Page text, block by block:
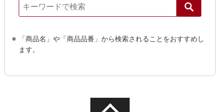
「商品名」や「商品品番」から検索されることをおすすめし
ます。